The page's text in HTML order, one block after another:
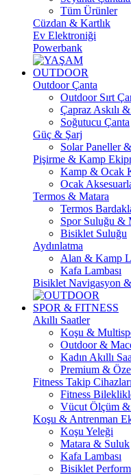
Tüm Ürünler
Cüzdan & Kartlık
Ev Elektroniği
Powerbank
OUTDOOR
Outdoor Çanta
Outdoor Sırt
Çapraz Askılı
Soğutucu Çanta
Güç & Şarj
Solar Paneller
Pişirme & Kamp
Kamp & Ocak
Ocak
Termos & Matara
Termos
Spor Suluğu &
Bisiklet Suluğu
Aydınlatma
Alan & Kamp
Kafa Lambası
Bisiklet Navigasyon
SPOR & FITNESS
Akıllı Saatler
Koşu &
Outdoor &
Kadın Akıllı
Premium &
Fitness Takip Cihazları
Fitness
Vücut Ölçüm
Koşu & Antrenman
Koşu Yeleği
Matara & Suluk
Kafa Lambası
Bisiklet